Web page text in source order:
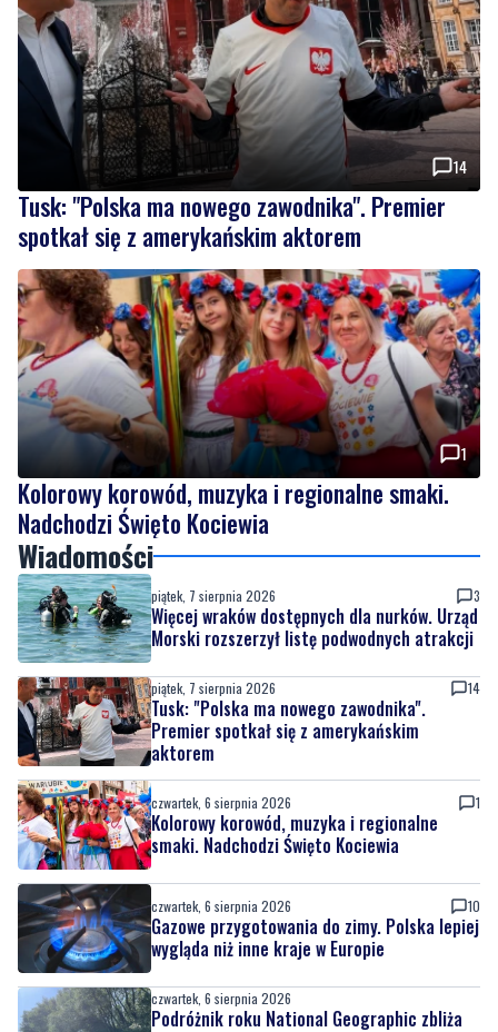
14
Tusk: "Polska ma nowego zawodnika". Premier
spotkał się z amerykańskim aktorem
1
Kolorowy korowód, muzyka i regionalne smaki.
Nadchodzi Święto Kociewia
Wiadomości
piątek, 7 sierpnia 2026 3
Więcej wraków dostępnych dla nurków. Urząd
Morski rozszerzył listę podwodnych atrakcji
piątek, 7 sierpnia 2026 14
Tusk: "Polska ma nowego zawodnika".
Premier spotkał się z amerykańskim
aktorem
czwartek, 6 sierpnia 2026 1
Kolorowy korowód, muzyka i regionalne
smaki. Nadchodzi Święto Kociewia
czwartek, 6 sierpnia 2026 10
Gazowe przygotowania do zimy. Polska lepiej
wygląda niż inne kraje w Europie
czwartek, 6 sierpnia 2026
Podróżnik roku National Geographic zbliża